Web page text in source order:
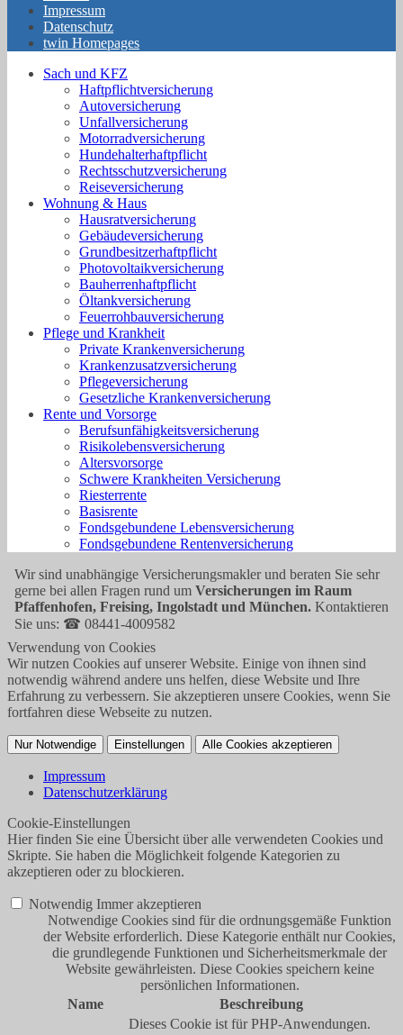
Impressum
Datenschutz
twin Homepages
Sach und KFZ
Haftpflichtversicherung
Autoversicherung
Unfallversicherung
Motorradversicherung
Hundehalterhaftpflicht
Rechtsschutzversicherung
Reiseversicherung
Wohnung & Haus
Hausratversicherung
Gebäudeversicherung
Grundbesitzerhaftpflicht
Photovoltaikversicherung
Bauherrenhaftpflicht
Öltankversicherung
Feuerrohbauversicherung
Pflege und Krankheit
Private Krankenversicherung
Krankenzusatzversicherung
Pflegeversicherung
Gesetzliche Krankenversicherung
Rente und Vorsorge
Berufs­unfähigkeitsversicherung
Risikolebensversicherung
Altersvorsorge
Schwere Krankheiten Versicherung
Riesterrente
Basisrente
Fondsgebundene Lebensversicherung
Fondsgebundene Rentenversicherung
Wir sind unabhängige Versicherungsmakler und beraten Sie sehr
gerne bei allen Fragen rund um Versicherungen im Raum
Pfaffenhofen, Freising, Ingolstadt und München. Kontaktieren
Sie uns: ☎ 08441-4009582
Verwendung von Cookies
Wir nutzen Cookies auf unserer Website. Einige von ihnen sind
notwendig während andere uns helfen, diese Website und Ihre
Erfahrung zu verbessern. Sie akzeptieren unsere Cookies, wenn Sie
fortfahren diese Webseite zu nutzen.
Nur Notwendige Einstellungen Alle Cookies akzeptieren
Impressum
Datenschutzerklärung
Cookie-Einstellungen
Hier finden Sie eine Übersicht über alle verwendeten Cookies und
Skripte. Sie haben die Möglichkeit folgende Kategorien zu
akzeptieren oder zu blockieren.
Notwendig Immer akzeptieren
Notwendige Cookies sind für die ordnungsgemäße Funktion
der Website erforderlich. Diese Kategorie enthält nur Cookies,
die grundlegende Funktionen und Sicherheitsmerkmale der
Website gewährleisten. Diese Cookies speichern keine
persönlichen Informationen.
Name
Beschreibung
Dieses Cookie ist für PHP-Anwendungen.